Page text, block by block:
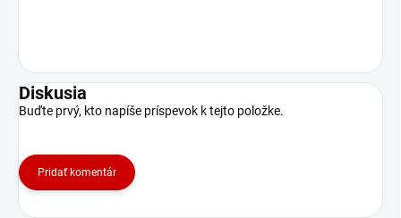
Diskusia
Buďte prvý, kto napíše príspevok k tejto položke.
Pridať komentár